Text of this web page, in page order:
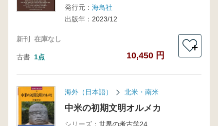
発行元： 海鳥社
出版年： 2023/12
新刊 在庫なし
古書 1点 10,450 円
＋
海外（日本語） 北米・南米
中米の初期文明オルメカ
シリーズ： 世界の考古学24